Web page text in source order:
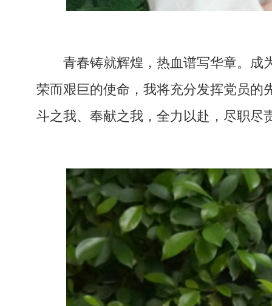
青春铸就辉煌，热血谱写华章。成
荣而艰巨的使命，我将充分发挥党员的
斗之我、奉献之我，全力以赴，尽职尽